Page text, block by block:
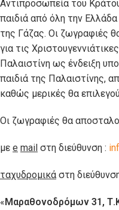
Αντιπροσωπεία του
παιδιά από όλη την
της Γάζας. Οι ζωγραφιές
για τις
Παλαιστίνη ως ένδειξη
παιδιά της Παλαιστίνης,
καθώς μερικές θα
Οι ζωγραφιές θα
με e mail στη διεύθυνση :
ταχυδρομικά στη
«Μαραθονοδρόμων 31,